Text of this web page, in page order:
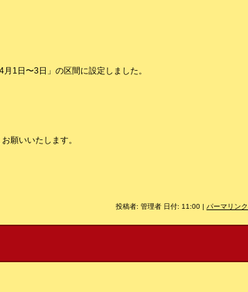
1日〜3日」の区間に設定しました。
願いいたします。
投稿者: 管理者 日付: 11:00 | パーマリンク